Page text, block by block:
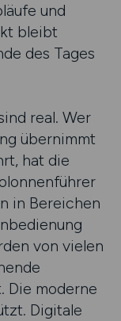
und
bleibt
des Tages
real. Wer
übernimmt
hat die
in Bereichen
von vielen
Die moderne
Digitale